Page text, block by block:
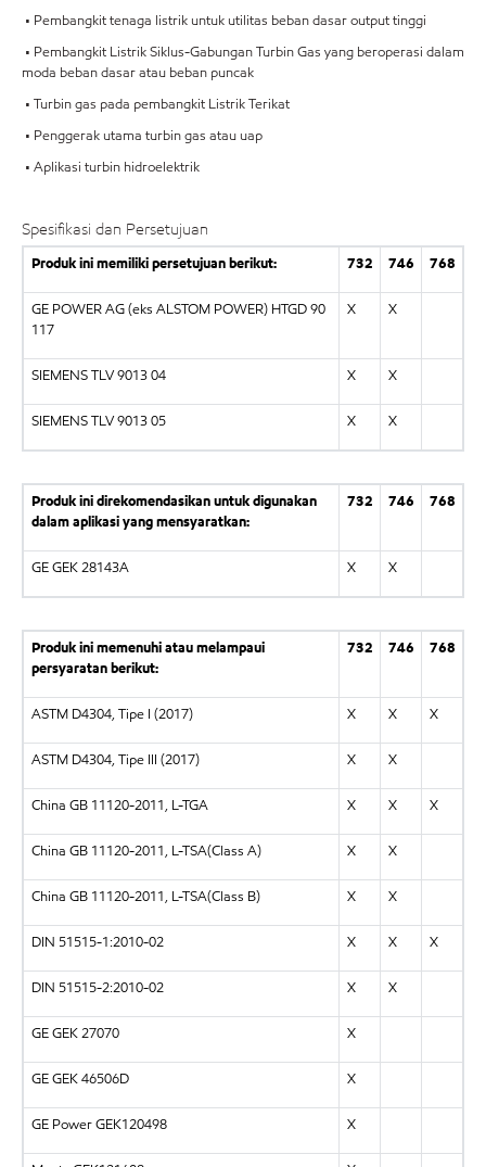
• Pembangkit tenaga listrik untuk utilitas beban dasar output tinggi
• Pembangkit Listrik Siklus-Gabungan Turbin Gas yang beroperasi dalam
moda beban dasar atau beban puncak
• Turbin gas pada pembangkit Listrik Terikat
• Penggerak utama turbin gas atau uap
• Aplikasi turbin hidroelektrik
Spesifikasi dan Persetujuan
Produk ini memiliki persetujuan berikut: 732 746 768
GE POWER AG (eks ALSTOM POWER) HTGD 90
117
X X
SIEMENS TLV 9013 04 X X
SIEMENS TLV 9013 05 X X
Produk ini direkomendasikan untuk digunakan
dalam aplikasi yang mensyaratkan:
732 746 768
GE GEK 28143A X X
Produk ini memenuhi atau melampaui
persyaratan berikut:
732 746 768
ASTM D4304, Tipe I (2017) X X X
ASTM D4304, Tipe III (2017) X X
China GB 11120-2011, L-TGA X X X
China GB 11120-2011, L-TSA(Class A) X X
China GB 11120-2011, L-TSA(Class B) X X
DIN 51515-1:2010-02 X X X
DIN 51515-2:2010-02 X X
GE GEK 27070 X
GE GEK 46506D X
GE Power GEK120498 X